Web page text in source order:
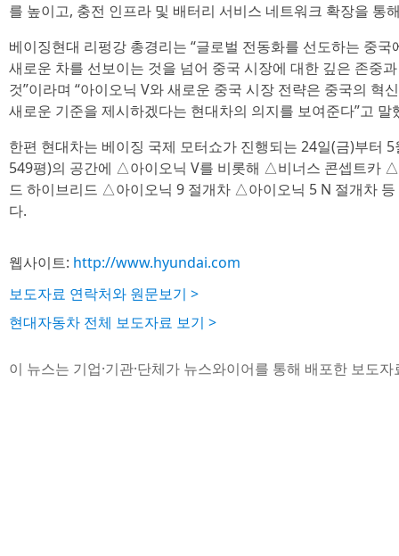
를 높이고, 충전 인프라 및 배터리 서비스 네트워크 확장을 통
베이징현대 리펑강 총경리는 “글로벌 전동화를 선도하는 중
새로운 차를 선보이는 것을 넘어 중국 시장에 대한 깊은 존중
것”이라며 “아이오닉 V와 새로운 중국 시장 전략은 중국의 혁
새로운 기준을 제시하겠다는 현대차의 의지를 보여준다”고 말
한편 현대차는 베이징 국제 모터쇼가 진행되는 24일(금)부터
549평)의 공간에 △아이오닉 V를 비롯해 △비너스 콘셉트카
드 하이브리드 △아이오닉 9 절개차 △아이오닉 5 N 절개차
다.
웹사이트: http://www.hyundai.com
보도자료 연락처와 원문보기 >
현대자동차 전체 보도자료 보기 >
이 뉴스는 기업·기관·단체가 뉴스와이어를 통해 배포한 보도